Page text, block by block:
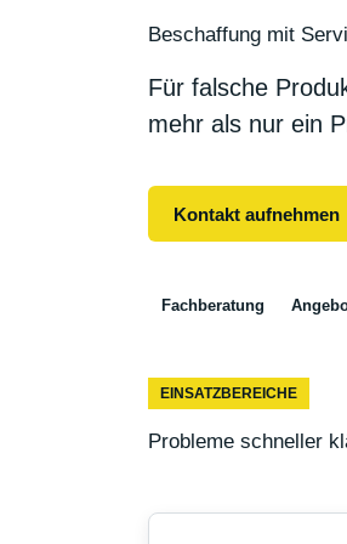
Beschaffung mit
Für falsche
mehr als nur ein
Kontakt aufnehmen
Fachberatung
EINSATZBEREICHE
Probleme schneller